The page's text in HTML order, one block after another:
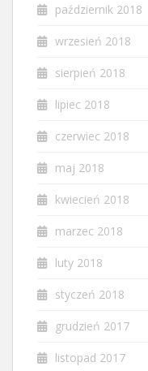
październik 2018
wrzesień 2018
sierpień 2018
lipiec 2018
czerwiec 2018
maj 2018
kwiecień 2018
marzec 2018
luty 2018
styczeń 2018
grudzień 2017
listopad 2017